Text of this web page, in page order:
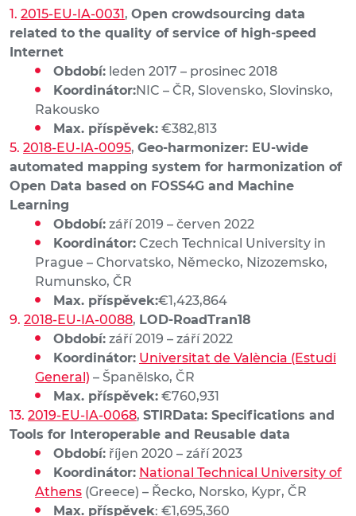
2015-EU-IA-0031 , Open crowdsourcing data
related to the quality of service of high-speed
Internet
Období: leden 2017 – prosinec 2018
Koordinátor:NIC – ČR, Slovensko, Slovinsko,
Rakousko
Max. příspěvek: €382,813
2018-EU-IA-0095, Geo-harmonizer: EU-wide
automated mapping system for harmonization of
Open Data based on FOSS4G and Machine
Learning
Období: září 2019 – červen 2022
Koordinátor: Czech Technical University in
Prague – Chorvatsko, Německo, Nizozemsko,
Rumunsko, ČR
Max. příspěvek:€1,423,864
2018-EU-IA-0088, LOD-RoadTran18
Období: září 2019 – září 2022
Koordinátor: Universitat de València (Estudi
General) – Španělsko, ČR
Max. příspěvek: €760,931
2019-EU-IA-0068, STIRData: Specifications and
Tools for Interoperable and Reusable data
Období: říjen 2020 – září 2023
Koordinátor: National Technical University of
Athens (Greece) – Řecko, Norsko, Kypr, ČR
Max. příspěvek: €1,695,360